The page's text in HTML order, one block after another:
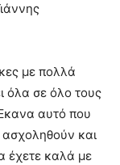
με πολλά
όλα σε όλο τους
αυτό που
και
έχετε καλά με